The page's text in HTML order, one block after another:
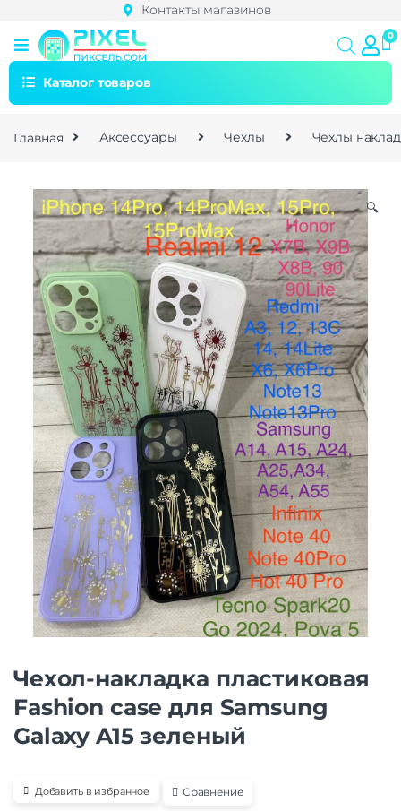
Контакты магазинов
Каталог товаров
Главная Аксессуары Чехлы Чехлы
🔍
Чехол-накладка пластиковая
Fashion case для Samsung
Galaxy A15 зеленый
Добавить в избранное Сравнение